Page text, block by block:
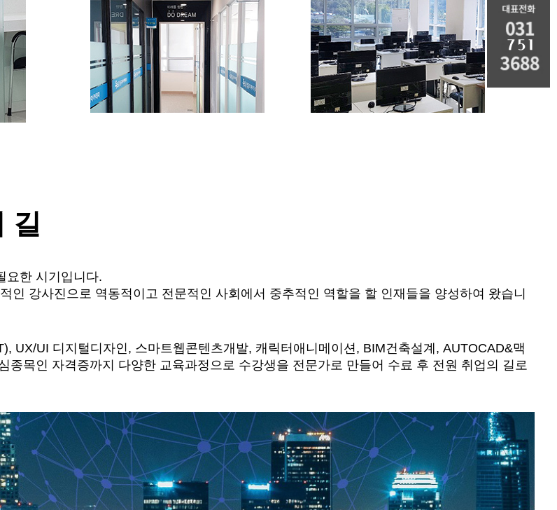
길
요한 시기입니다.
인 강사진으로 역동적이고 전문적인 사회에서 중추적인 역할을 할 인재들을 양성하여 왔습니
UX/UI 디지털디자인, 스마트웹콘텐츠개발, 캐릭터애니메이션, BIM건축설계, AUTOCAD&맥
종목인 자격증까지 다양한 교육과정으로 수강생을 전문가로 만들어 수료 후 전원 취업의 길로